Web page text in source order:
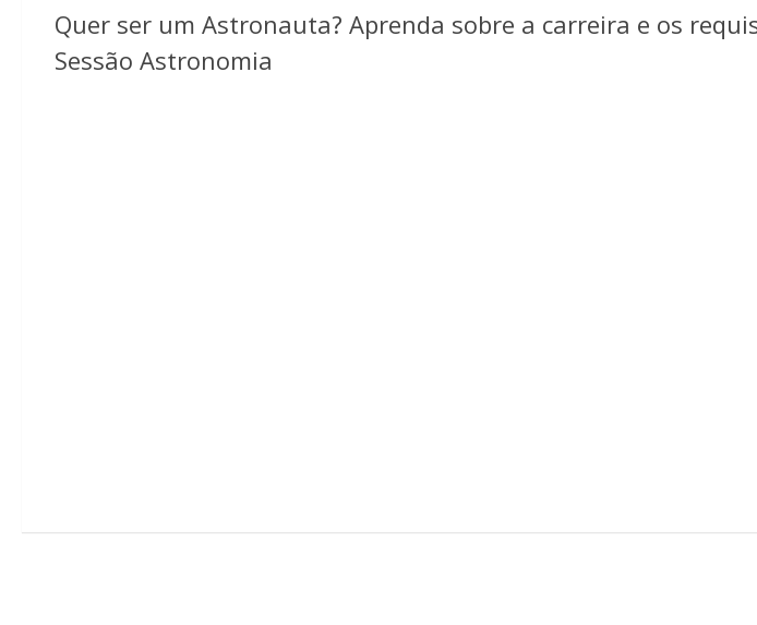
Quer ser um Astronauta? Aprenda sobre a carreira e os
Sessão Astronomia